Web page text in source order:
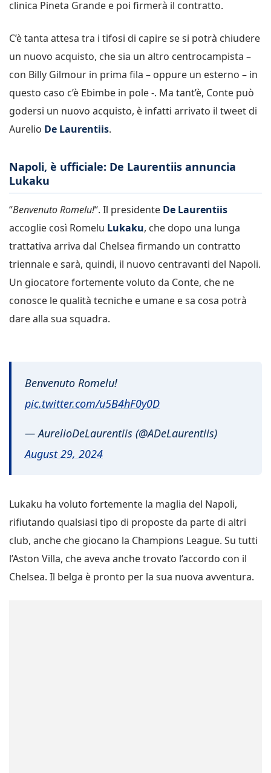
clinica Pineta Grande e poi firmerà il contratto.
C’è tanta attesa tra i tifosi di capire se si potrà chiudere
un nuovo acquisto, che sia un altro centrocampista –
con Billy Gilmour in prima fila – oppure un esterno – in
questo caso c’è Ebimbe in pole -. Ma tant’è, Conte può
godersi un nuovo acquisto, è infatti arrivato il tweet di
Aurelio De Laurentiis.
Napoli, è ufficiale: De Laurentiis annuncia
Lukaku
“Benvenuto Romelu!“. Il presidente De Laurentiis
accoglie così Romelu Lukaku, che dopo una lunga
trattativa arriva dal Chelsea firmando un contratto
triennale e sarà, quindi, il nuovo centravanti del Napoli.
Un giocatore fortemente voluto da Conte, che ne
conosce le qualità tecniche e umane e sa cosa potrà
dare alla sua squadra.
pic.twitter.com/u5B4hF0y0D
August 29, 2024
rifiutando qualsiasi tipo di proposte da parte di altri
club, anche che giocano la Champions League. Su tutti
l’Aston Villa, che aveva anche trovato l’accordo con il
Chelsea. Il belga è pronto per la sua nuova avventura.